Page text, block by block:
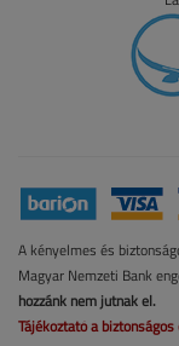
A kényelmes és
Magyar Nemzeti Bank
hozzánk nem jutnak el.
Tájékoztató a